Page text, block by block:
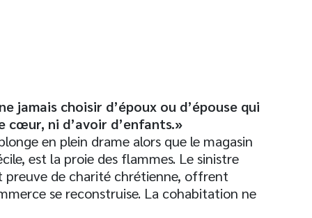
jamais choisir d’époux ou d’épouse qui
cœur, ni d’avoir d’enfants.»
en plein drame alors que le magasin
est la proie des flammes. Le sinistre
preuve de charité chrétienne, offrent
se reconstruise. La cohabitation ne